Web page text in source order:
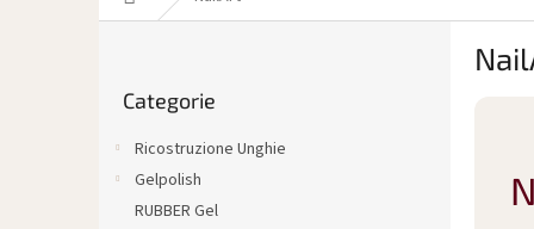
le
Categorie
Ricostruzione Unghie
Gelpolish
RUBBER Gel